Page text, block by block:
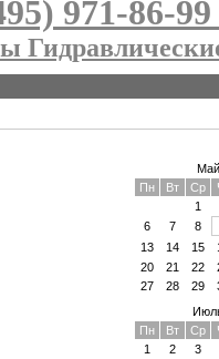
971-86-
Пн
Вт Ср
1
6
7 8
13
14 15
20
21 22
27
28 29
Пн
Вт Ср
1
2 3